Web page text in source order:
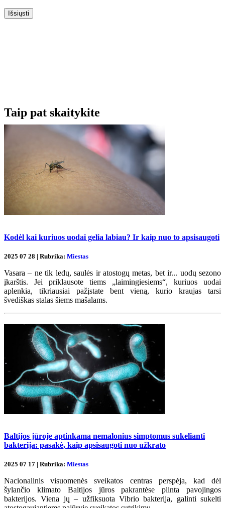
Išsiųsti
Taip pat skaitykite
Kodėl kai kuriuos uodai gelia labiau? Ir kaip nuo to apsisaugoti
2025 07 28 | Rubrika: Miestas
Vasara – ne tik ledų, saulės ir atostogų metas, bet ir... uodų sezono
įkarštis. Jei priklausote tiems „laimingiesiems“, kuriuos uodai
aplenkia, tikriausiai pažįstate bent vieną, kurio kraujas tarsi
švediškas stalas šiems mašalams.
Baltijos jūroje aptinkama nemalonius simptomus sukelianti
bakterija: pasakė, kaip apsisaugoti nuo užkrato
2025 07 17 | Rubrika: Miestas
Nacionalinis visuomenės sveikatos centras perspėja, kad dėl
šylančio klimato Baltijos jūros pakrantėse plinta pavojingos
bakterijos. Viena jų – užfiksuota Vibrio bakterija, galinti sukelti